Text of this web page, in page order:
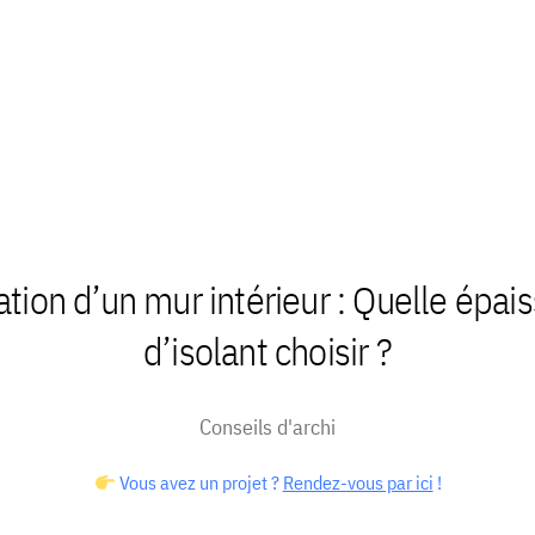
d’un mur intérieur : Quelle
d’isolant choisir ?
Conseils d'archi
Vous avez un projet ? Rendez-vous par ici !